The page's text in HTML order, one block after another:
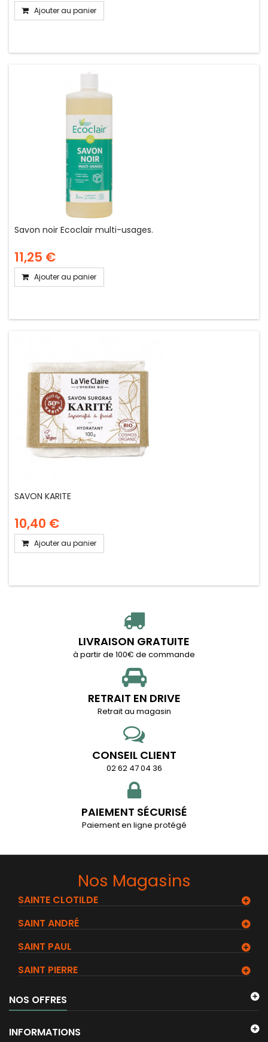
Ajouter au panier
Savon noir Ecoclair multi-usages.
11,25 €
Ajouter au panier
SAVON KARITE
10,40 €
Ajouter au panier
LIVRAISON GRATUITE
à partir de 100€ de commande
RETRAIT EN DRIVE
Retrait au magasin
CONSEIL CLIENT
02 62 47 04 36
PAIEMENT SÉCURISÉ
Paiement en ligne protégé
Nos Magasins
SAINTE CLOTILDE
SAINT ANDRÉ
SAINT PAUL
SAINT PIERRE
NOS OFFRES
INFORMATIONS